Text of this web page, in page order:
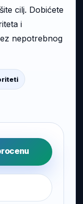
cilj. Dobićete
i
nepotrebnog